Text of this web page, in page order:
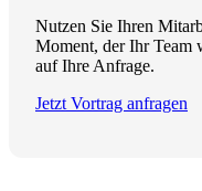
Nutzen Sie Ihren
Moment, der Ihr Team
auf Ihre Anfrage.
Jetzt Vortrag anfragen